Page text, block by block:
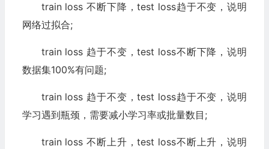
train loss 不断下降，test loss趋于不变，说明
网络过拟合;
train loss 趋于不变，test loss不断下降，说明
数据集100%有问题;
train loss 趋于不变，test loss趋于不变，说明
学习遇到瓶颈，需要减小学习率或批量数目;
train loss 不断上升，test loss不断上升，说明